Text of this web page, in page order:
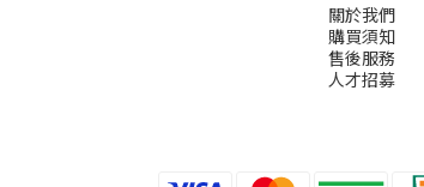
關於我們
購買須知
售後服務
人才招募